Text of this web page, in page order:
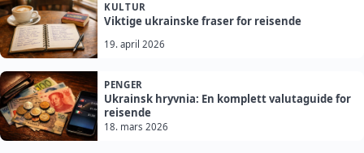
KULTUR
Viktige ukrainske fraser for reisende
19. april 2026
PENGER
Ukrainsk hryvnia: En komplett valutaguide for
reisende
18. mars 2026